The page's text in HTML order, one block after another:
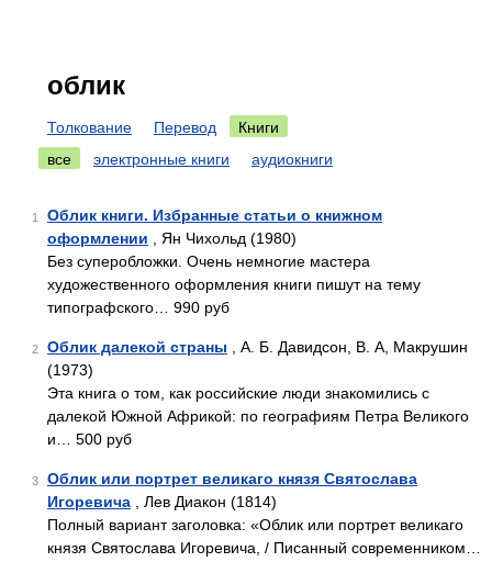
облик
Толкование Перевод
Книги
все
электронные книги аудиокниги
1
Облик книги. Избранные статьи о книжном
оформлении , Ян Чихольд (1980)
Без суперобложки. Очень немногие мастера
художественного оформления книги пишут на тему
типографского… 990 руб
2 Облик далекой страны , А. Б. Давидсон, В. А, Макрушин
(1973)
Эта книга о том, как российские люди знакомились с
далекой Южной Африкой: по географиям Петра Великого
и… 500 руб
3
Облик или портрет великаго князя Святослава
Игоревича , Лев Диакон (1814)
Полный вариант заголовка: «Облик или портрет великаго
князя Святослава Игоревича, / Писанный современником…